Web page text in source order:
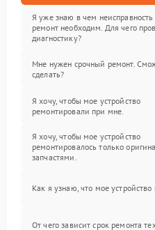
Я уже знаю в чем
ремонт необходим. Для чего
диагностику?
Мне нужен срочный ремонт.
сделать?
Я хочу, чтобы мое устройство
ремонтировали при мне.
Я хочу, чтобы мое устройство
ремонтировалось только
запчастями.
Как я узнаю, что мое устройство
От чего зависит срок ремонта